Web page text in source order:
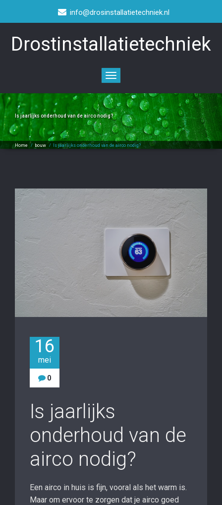
info@drosinstallatietechniek.nl
Drostinstallatietechniek
Toggle
navigation
Is jaarlijks onderhoud van de airco nodig?
Home / bouw / Is jaarlijks onderhoud van de airco nodig?
16
mei
0
Is jaarlijks
onderhoud van de
airco nodig?
Een airco in huis is fijn, vooral als het warm is.
Maar om ervoor te zorgen dat je airco goed